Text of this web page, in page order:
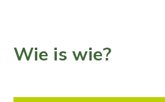
Wie is wie?